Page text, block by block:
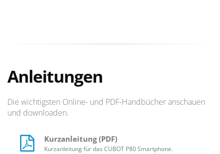
Anleitungen
Die wichtigsten Online- und PDF-Handbücher anschauen
und downloaden.
Kurzanleitung (PDF)
Kurzanleitung für das CUBOT P80 Smartphone.